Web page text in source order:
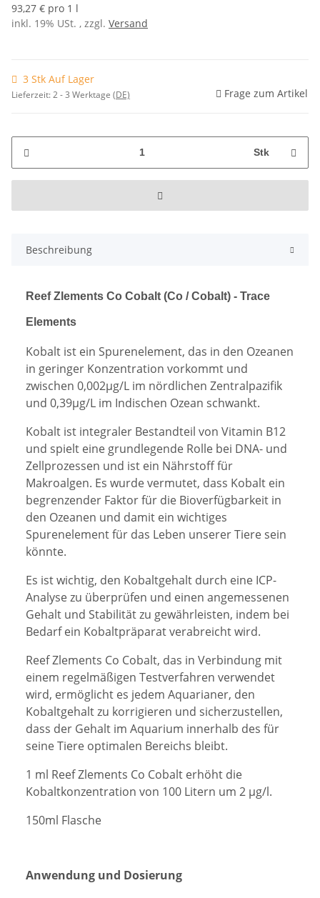
93,27 € pro 1 l
inkl. 19% USt. , zzgl. Versand
3 Stk Auf Lager
Lieferzeit:2 - 3 Werktage (DE) Frage zum Artikel
Stk
Beschreibung
Reef Zlements Co Cobalt (Co / Cobalt) - Trace
Elements
Kobalt ist ein Spurenelement, das in den Ozeanen
in geringer Konzentration vorkommt und
zwischen 0,002µg/L im nördlichen Zentralpazifik
und 0,39µg/L im Indischen Ozean schwankt.
Kobalt ist integraler Bestandteil von Vitamin B12
und spielt eine grundlegende Rolle bei DNA- und
Zellprozessen und ist ein Nährstoff für
Makroalgen. Es wurde vermutet, dass Kobalt ein
begrenzender Faktor für die Bioverfügbarkeit in
den Ozeanen und damit ein wichtiges
Spurenelement für das Leben unserer Tiere sein
könnte.
Es ist wichtig, den Kobaltgehalt durch eine ICP-
Analyse zu überprüfen und einen angemessenen
Gehalt und Stabilität zu gewährleisten, indem bei
Bedarf ein Kobaltpräparat verabreicht wird.
Reef Zlements Co Cobalt, das in Verbindung mit
einem regelmäßigen Testverfahren verwendet
wird, ermöglicht es jedem Aquarianer, den
Kobaltgehalt zu korrigieren und sicherzustellen,
dass der Gehalt im Aquarium innerhalb des für
seine Tiere optimalen Bereichs bleibt.
1 ml Reef Zlements Co Cobalt erhöht die
Kobaltkonzentration von 100 Litern um 2 µg/l.
150ml Flasche
Anwendung und Dosierung